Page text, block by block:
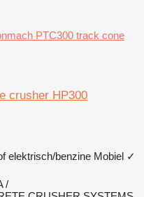
PTC300 track cone
crusher HP300
elektrisch/benzine Mobiel ✓
/